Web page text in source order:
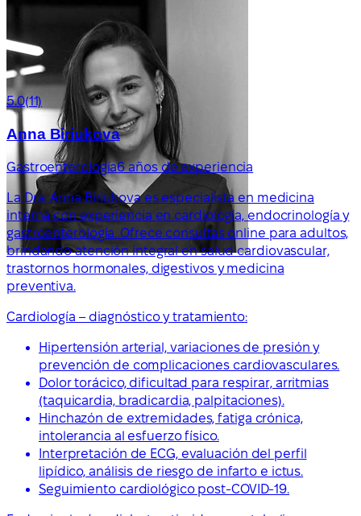
5.0(11)
Anna Biriukova
Gastroenterología6 años de experiencia
La Dra. Anna Biriukova es especialista en medicina
interna con experiencia en cardiología, endocrinología y
gastroenterología. Ofrece consultas online para adultos,
brindando atención integral en salud cardiovascular,
trastornos hormonales, digestivos y medicina
preventiva.
Cardiología – diagnóstico y tratamiento:
Hipertensión arterial, variaciones de presión y
prevención de complicaciones cardiovasculares.
Dolor torácico, dificultad para respirar, arritmias
(taquicardia, bradicardia, palpitaciones).
Hinchazón de extremidades, fatiga crónica,
intolerancia al esfuerzo físico.
Interpretación de ECG, evaluación del perfil
lipídico, análisis de riesgo de infarto e ictus.
Seguimiento cardiológico post-COVID-19.